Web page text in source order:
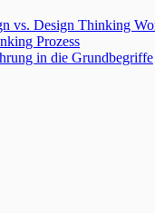
vs. Design Thinking
Prozess
in die Grundbegriffe